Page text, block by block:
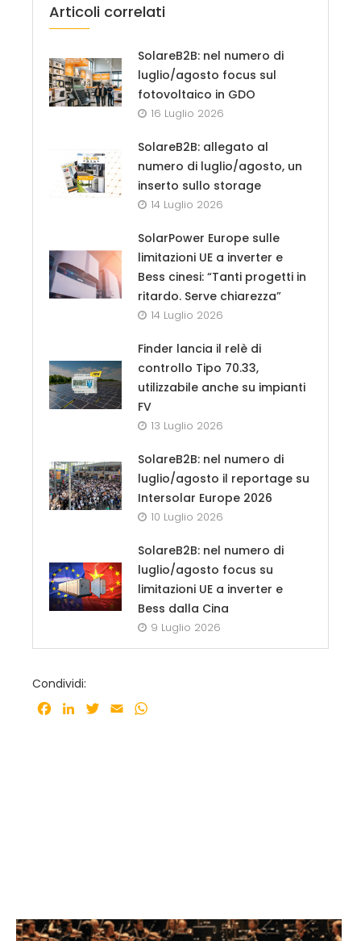
Articoli correlati
SolareB2B: nel numero di
luglio/agosto focus sul
fotovoltaico in GDO
16 Luglio 2026
SolareB2B: allegato al
numero di luglio/agosto, un
inserto sullo storage
14 Luglio 2026
SolarPower Europe sulle
limitazioni UE a inverter e
Bess cinesi: “Tanti progetti in
ritardo. Serve chiarezza”
14 Luglio 2026
Finder lancia il relè di
controllo Tipo 70.33,
utilizzabile anche su impianti
FV
13 Luglio 2026
SolareB2B: nel numero di
luglio/agosto il reportage su
Intersolar Europe 2026
10 Luglio 2026
SolareB2B: nel numero di
luglio/agosto focus su
limitazioni UE a inverter e
Bess dalla Cina
9 Luglio 2026
Condividi:
Facebook
LinkedInTwitter
Email